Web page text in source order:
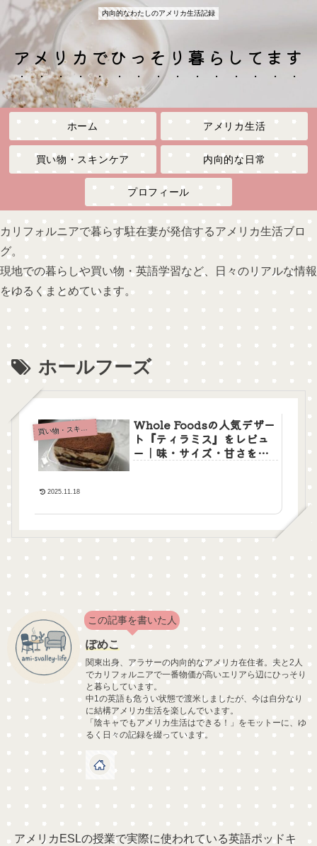
内向的なわたしのアメリカ生活記録
アメリカでひっそり暮らしてます
ホーム アメリカ生活
買い物・スキンケア 内向的な日常
プロフィール
カリフォルニアで暮らす駐在妻が発信するアメリカ生活ブロ
グ。
現地での暮らしや買い物・英語学習など、日々のリアルな情報
をゆるくまとめています。
ホールフーズ
買
い物・スキンケア
Whole Foodsの人気デザー
ト『ティラミス』をレビュ
ー｜味・サイズ・甘さを正
2025.11.18
この記事を書いた人
ぽめこ
関東出身、アラサーの内向的なアメリカ在住者。夫と2人
でカリフォルニアで一番物価が高いエリアら辺にひっそり
と暮らしています。
中1の英語も危うい状態で渡米しましたが、今は自分なり
に結構アメリカ生活を楽しんでいます。
「陰キャでもアメリカ生活はできる！」をモットーに、ゆ
るく日々の記録を綴っています。
アメリカESLの授業で実際に使われている英語ポッドキ